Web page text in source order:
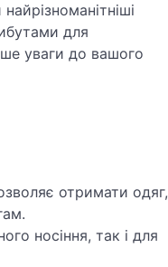
для
уваги до вашого
отримати одяг,
носіння, так і для